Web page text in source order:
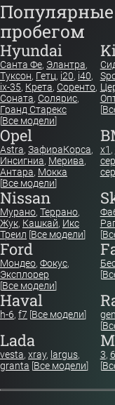
Популярные
пробегом
Hyundai
Санта Фе, Элантра,
Туксон, Гетц, i20, i40,
ix-35, Крета, Соренто,
Соната, Солярис,
Гранд Старекс
[Все модели]
[
Opel
Astra, ЗафираКорса,
Инсигниа, Мерива,
Антара, Мокка
[Все модели]
x1 ,
Nissan
Мурано, Террано,
Жук, Кашкай, Икс
Треил [Все модели]
[
Ford
Мондео, Фокус,
Эксплорер
[Все модели]
[
Haval
h-6, f7 [Все модели]
[
Lada
vesta, xray, largus,
granta [Все модели]
3, 6
[